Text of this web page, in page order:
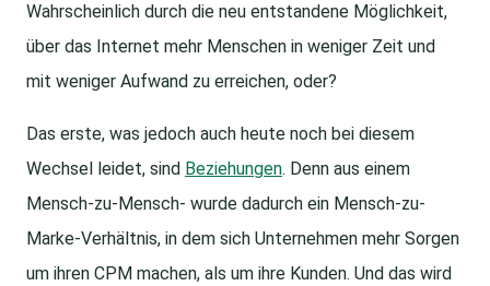
Wahrscheinlich durch die neu entstandene Möglichkeit,
über das Internet mehr Menschen in weniger Zeit und
mit weniger Aufwand zu erreichen, oder?
Das erste, was jedoch auch heute noch bei diesem
Wechsel leidet, sind Beziehungen. Denn aus einem
Mensch-zu-Mensch- wurde dadurch ein Mensch-zu-
Marke-Verhältnis, in dem sich Unternehmen mehr Sorgen
um ihren CPM machen, als um ihre Kunden. Und das wird